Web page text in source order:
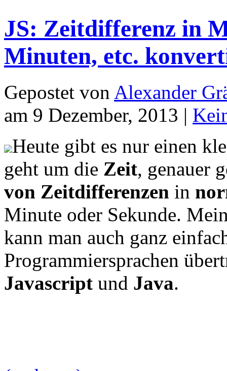
JS: Zeitdifferenz in
Minuten, etc.
Gepostet von Alexander
am 9 Dezember, 2013 |
Heute gibt es nur einen
geht um die Zeit, genauer
von Zeitdifferenzen in
Minute oder Sekunde.
kann man auch ganz
Programmiersprachen
Javascript und Java.